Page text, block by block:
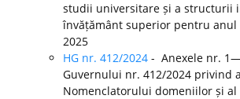
studii universitare și a structurii
învățământ superior pentru
2025
HG nr. 412/2024 - Anexele nr.
Guvernului nr. 412/2024 privind
Nomenclatorului domeniilor și al